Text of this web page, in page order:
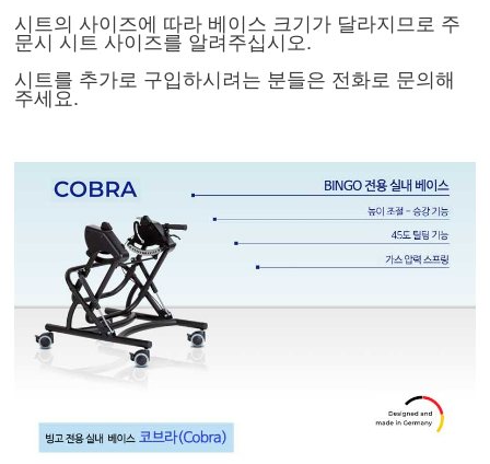
시트의 사이즈에 따라 베이스 크기가 달라지므로 주
문시 시트 사이즈를 알려주십시오.
시트를 추가로 구입하시려는 분들은 전화로 문의해
주세요.